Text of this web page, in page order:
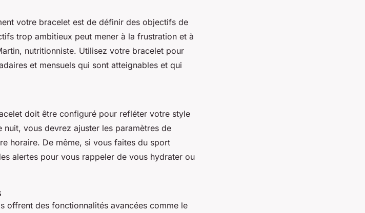
votre bracelet est de définir des objectifs de
trop ambitieux peut mener à la frustration et à
nutritionniste. Utilisez votre bracelet pour
et mensuels qui sont atteignables et qui
doit être configuré pour refléter votre style
vous devrez ajuster les paramètres de
horaire. De même, si vous faites du sport
alertes pour vous rappeler de vous hydrater ou
offrent des fonctionnalités avancées comme le